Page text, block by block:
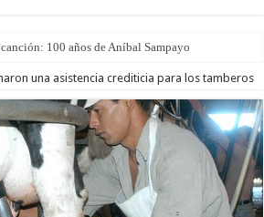
100 años de Aníbal Sampayo
una asistencia crediticia para los tamberos